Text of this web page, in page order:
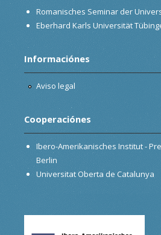
Romanisches Seminar der
Eberhard Karls Universität
Informaciónes
Aviso legal
Cooperaciónes
Ibero-Amerikanisches Institut -
Berlin
Universitat Oberta de Catalunya